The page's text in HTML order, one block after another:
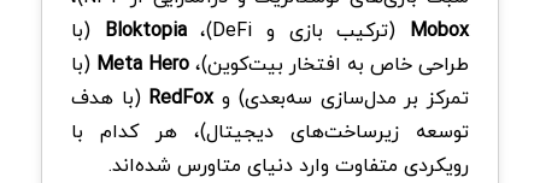
Mobox (ترکیب بازی و DeFi)، Bloktopia (با
طراحی خاص به افتخار بیت‌کوین)،Meta Hero (با
تمرکز بر مدل‌سازی سه‌بعدی) وRedFox (با هدف
توسعه زیرساخت‌های دیجیتال)، هر کدام با
رویکردی متفاوت وارد دنیای متاورس شده‌اند.